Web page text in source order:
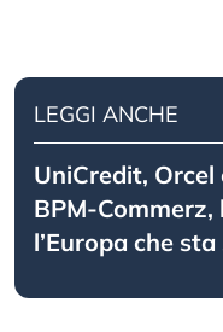
LEGGI ANCHE
UniCredit,
BPM-
l’Europa che